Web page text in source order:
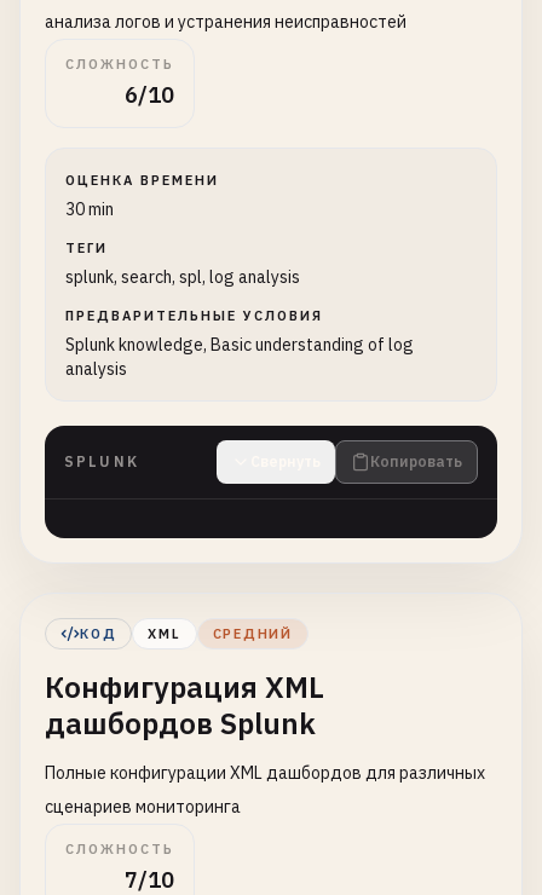
анализа логов и устранения неисправностей
СЛОЖНОСТЬ
6/10
ОЦЕНКА ВРЕМЕНИ
30 min
ТЕГИ
splunk, search, spl, log analysis
ПРЕДВАРИТЕЛЬНЫЕ УСЛОВИЯ
Splunk knowledge, Basic understanding of log
analysis
SPLUNK Копировать
КОД XML СРЕДНИЙ
Конфигурация XML
дашбордов Splunk
Полные конфигурации XML дашбордов для различных
сценариев мониторинга
СЛОЖНОСТЬ
7/10